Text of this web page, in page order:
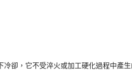
卻，它不受淬火或加工硬化過程中產